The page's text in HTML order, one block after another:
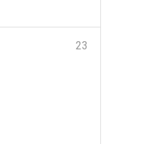
23